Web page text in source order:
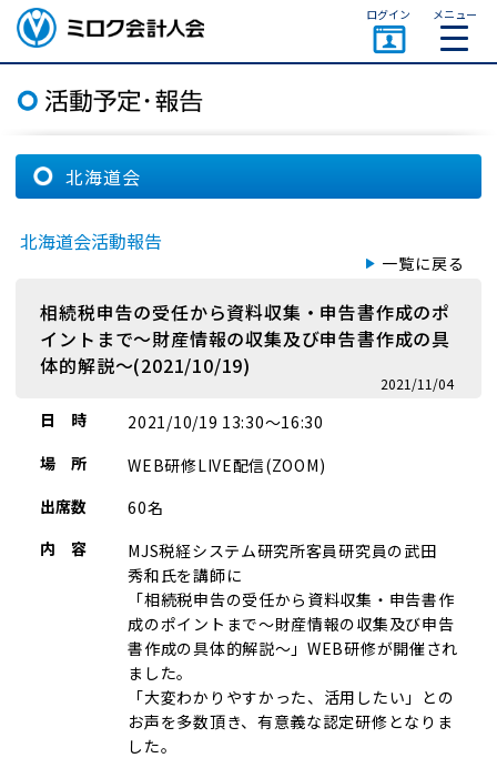
ミロク会計人会 MIROKU
ACCOUNTING PERSON
ASSOCIATION
ログイン メニュー
北海道会
北海道会活動報告
一覧に戻る
相続税申告の受任から資料収集・申告書作成のポ
イントまで～財産情報の収集及び申告書作成の具
体的解説～(2021/10/19)
2021/11/04
日 時
2021/10/19 13:30～16:30
場 所
WEB研修LIVE配信(ZOOM)
出席数
60名
内 容
MJS税経システム研究所客員研究員の武田
秀和氏を講師に
「相続税申告の受任から資料収集・申告書作
成のポイントまで～財産情報の収集及び申告
書作成の具体的解説～」WEB研修が開催され
ました。
「大変わかりやすかった、活用したい」との
お声を多数頂き、有意義な認定研修となりま
した。